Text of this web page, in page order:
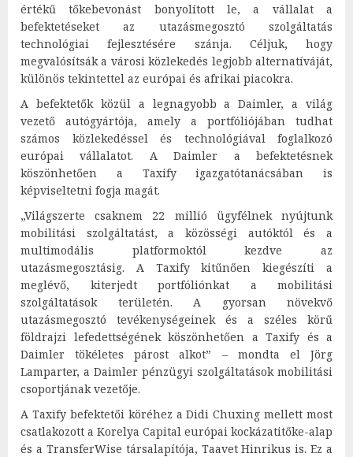
értékű tőkebevonást bonyolított le, a vállalat a
befektetéseket az utazásmegosztó szolgáltatás
technológiai fejlesztésére szánja. Céljuk, hogy
megvalósítsák a városi közlekedés legjobb alternatíváját,
különös tekintettel az európai és afrikai piacokra.
A befektetők közül a legnagyobb a Daimler, a világ
vezető autógyártója, amely a portfóliójában tudhat
számos közlekedéssel és technológiával foglalkozó
európai vállalatot. A Daimler a befektetésnek
köszönhetően a Taxify igazgatótanácsában is
képviseltetni fogja magát.
„Világszerte csaknem 22 millió ügyfélnek nyújtunk
mobilitási szolgáltatást, a közösségi autóktól és a
multimodális platformoktól kezdve az
utazásmegosztásig. A Taxify kitűnően kiegészíti a
meglévő, kiterjedt portfóliónkat a mobilitási
szolgáltatások területén. A gyorsan növekvő
utazásmegosztó tevékenységeinek és a széles körű
földrajzi lefedettségének köszönhetően a Taxify és a
Daimler tökéletes párost alkot” – mondta el Jörg
Lamparter, a Daimler pénzügyi szolgáltatások mobilitási
csoportjának vezetője.
A Taxify befektetői köréhez a Didi Chuxing mellett most
csatlakozott a Korelya Capital európai kockázatitőke-alap
és a TransferWise társalapítója, Taavet Hinrikus is. Ez a